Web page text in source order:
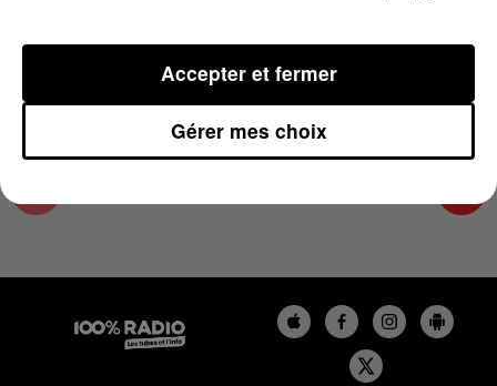
L'agenda de Toulouse
Gérer mes choix
Accepter et fermer